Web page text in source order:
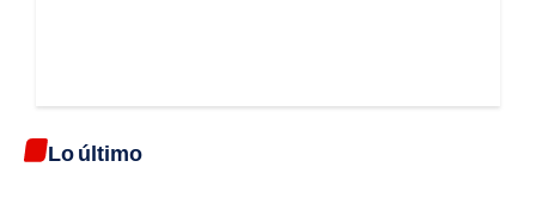
Lo último